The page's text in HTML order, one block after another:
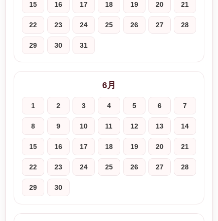
15 16 17 18 19 20 21
22 23 24 25 26 27 28
29 30 31
6月
1 2 3 4 5 6 7
8 9 10 11 12 13 14
15 16 17 18 19 20 21
22 23 24 25 26 27 28
29 30